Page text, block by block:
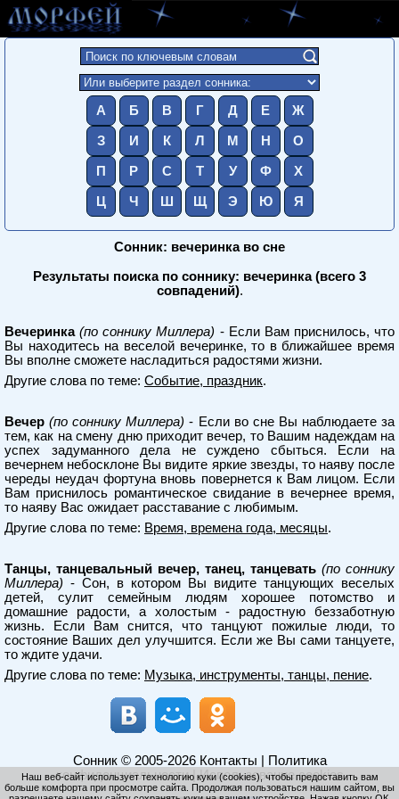
А Б В Г Д Е Ж
З И К Л М Н О
П Р С Т У Ф Х
Ц Ч Ш Щ Э Ю Я
Сонник: вечеринка во сне
Результаты поиска по соннику: вечеринка (всего 3
совпадений).
Вечеринка (по соннику Миллера) - Если Вам приснилось, что
Вы находитесь на веселой вечеринке, то в ближайшее время
Вы вполне сможете насладиться радостями жизни.
Другие слова по теме: Событие, праздник.
Вечер (по соннику Миллера) - Если во сне Вы наблюдаете за
тем, как на смену дню приходит вечер, то Вашим надеждам на
успех задуманного дела не суждено сбыться. Если на
вечернем небосклоне Вы видите яркие звезды, то наяву после
череды неудач фортуна вновь повернется к Вам лицом. Если
Вам приснилось романтическое свидание в вечернее время,
то наяву Вас ожидает расставание с любимым.
Другие слова по теме: Время, времена года, месяцы.
Танцы, танцевальный вечер, танец, танцевать (по соннику
Миллера) - Сон, в котором Вы видите танцующих веселых
детей, сулит семейным людям хорошее потомство и
домашние радости, а холостым - радостную беззаботную
жизнь. Если Вам снится, что танцуют пожилые люди, то
состояние Ваших дел улучшится. Если же Вы сами танцуете,
то ждите удачи.
Другие слова по теме: Музыка, инструменты, танцы, пение.
Сонник© 2005-2026 Контакты
Политика
конфиденциальности|Использование cookies
Наш веб-сайт использует технологию куки (cookies), чтобы предоставить вам
больше комфорта при просмотре сайта. Продолжая пользоваться нашим сайтом, вы